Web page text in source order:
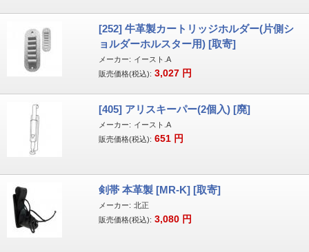
[252] 牛革製カートリッジホルダー(片側シ
ョルダーホルスター用) [取寄]
メーカー: イースト.A
販売価格(税込): 3,027 円
[405] アリスキーパー(2個入) [廃]
メーカー: イースト.A
販売価格(税込): 651 円
剣帯 本革製 [MR-K] [取寄]
メーカー: 北正
販売価格(税込): 3,080 円